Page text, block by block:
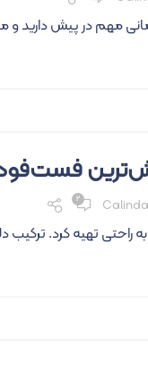
مهم در پیش دارید و
۲
راحتی تهیه کرد.